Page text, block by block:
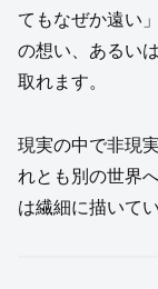
てもなぜか遠い
の想い、あるい
取れます。
現実の中で非現
れとも別の世界
は繊細に描いてい